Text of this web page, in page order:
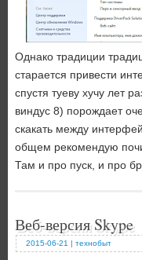
Однако традиции
старается привести
спустя туеву хучу лет
виндус 8) порождает
скакать между
общем рекомендую
Там и про пуск, и про
Веб-версия Skype
2015-06-21 | технобыт